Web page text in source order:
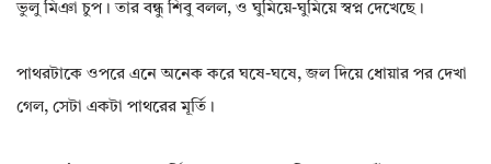
ভুলু মিঞা চুপ। তার বন্ধু শিবু বলল, ও ঘুমিয়ে-ঘুমিয়ে স্বপ্ন দেখেছে।
পাথরটাকে ওপরে এনে অনেক করে ঘষে-ঘষে, জল দিয়ে ধোয়ার পর দেখা
গেল, সেটা একটা পাথরের মূর্তি।